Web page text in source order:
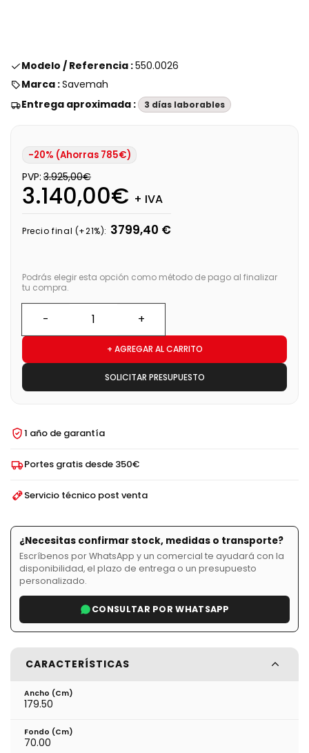
Modelo / Referencia :550.0026
Marca :Savemah
Entrega aproximada :
3 días laborables
-20% (Ahorras 785€)
PVP: 3.925,00€
3.140,00€ + IVA
Precio final (+21%): 3799,40 €
Podrás elegir esta opción como método de pago al finalizar
tu compra.
+ AGREGAR AL CARRITO
SOLICITAR PRESUPUESTO
1 año de garantía
Portes gratis desde 350€
Servicio técnico post venta
¿Necesitas confirmar stock, medidas o transporte?
Escríbenos por WhatsApp y un comercial te ayudará con la
disponibilidad, el plazo de entrega o un presupuesto
personalizado.
CONSULTAR POR WHATSAPP
CARACTERÍSTICAS
Ancho (cm)
179.50
Fondo (cm)
70.00